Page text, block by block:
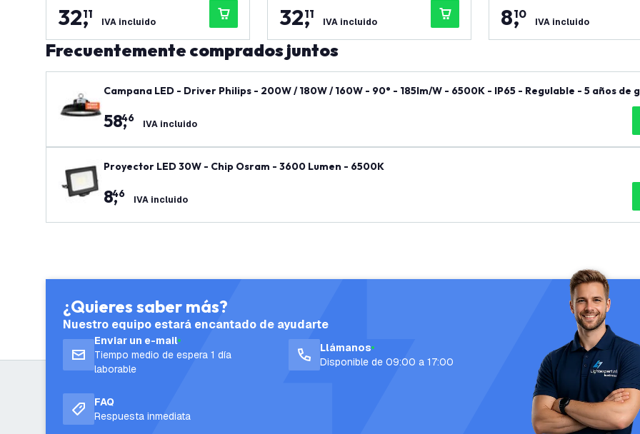
32,
11
IVA incluido 32,
11
IVA incluido 8,
10
IVA incluido
Frecuentemente comprados juntos
Campana LED - Driver Philips - 200W / 180W / 160W - 90° - 185lm/W - 6500K - IP65 - Regulable - 5 años de
58,
46 IVA incluido
Proyector LED 30W - Chip Osram - 3600 Lumen - 6500K
8,
46 IVA incluido
¿Quieres saber más?
Nuestro equipo estará encantado de ayudarte
Enviar un e-mail
Tiempo medio de espera 1 día
laborable
Llámanos
Disponible de 09:00 a 17:00
FAQ
Respuesta inmediata